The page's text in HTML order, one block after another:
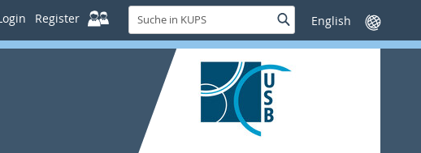
Register
Suche
in
KUPS
SucheSprache
wechseln